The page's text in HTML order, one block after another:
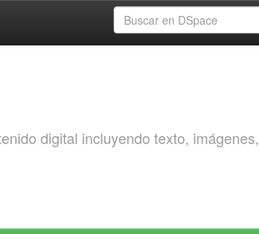
digital incluyendo texto, imágenes,